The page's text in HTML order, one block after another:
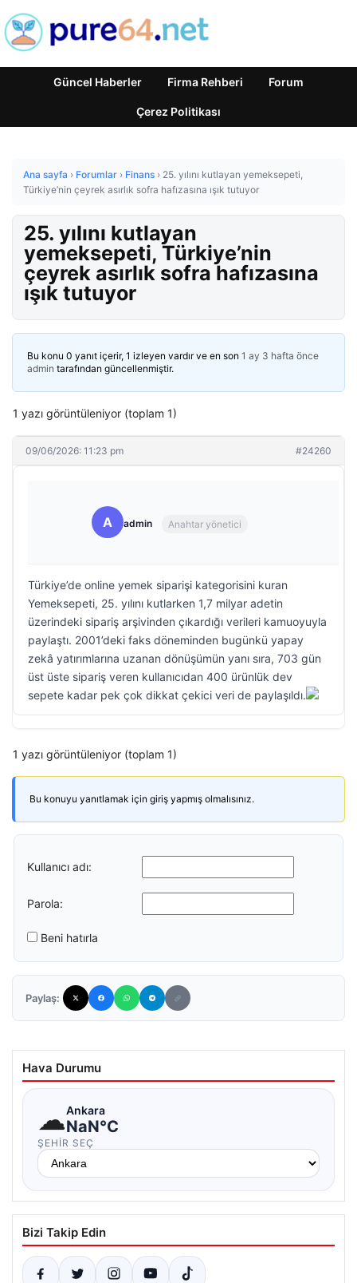
Güncel Haberler Firma Rehberi Forum
Çerez Politikası
Ana sayfa › Forumlar › Finans › 25. yılını kutlayan yemeksepeti,
Türkiye’nin çeyrek asırlık sofra hafızasına ışık tutuyor
25. yılını kutlayan
yemeksepeti, Türkiye’nin
çeyrek asırlık sofra hafızasına
ışık tutuyor
Bu konu 0 yanıt içerir, 1 izleyen vardır ve en son 1 ay 3 hafta önce
admin tarafından güncellenmiştir.
1 yazı görüntüleniyor (toplam 1)
09/06/2026: 11:23 pm #24260
A admin Anahtar yönetici
Türkiye’de online yemek siparişi kategorisini kuran
Yemeksepeti, 25. yılını kutlarken 1,7 milyar adetin
üzerindeki sipariş arşivinden çıkardığı verileri kamuoyuyla
paylaştı. 2001’deki faks döneminden bugünkü yapay
zekâ yatırımlarına uzanan dönüşümün yanı sıra, 703 gün
üst üste sipariş veren kullanıcıdan 400 ürünlük dev
sepete kadar pek çok dikkat çekici veri de paylaşıldı.
1 yazı görüntüleniyor (toplam 1)
Bu konuyu yanıtlamak için giriş yapmış olmalısınız.
Kullanıcı adı:
Parola:
Beni hatırla
Paylaş:
Hava Durumu
☁Ankara
NaN°C
ŞEHIR SEÇ
Bizi Takip Edin